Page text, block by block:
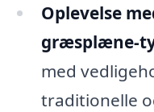
Oplevelse
græsplæne-
med
traditionelle